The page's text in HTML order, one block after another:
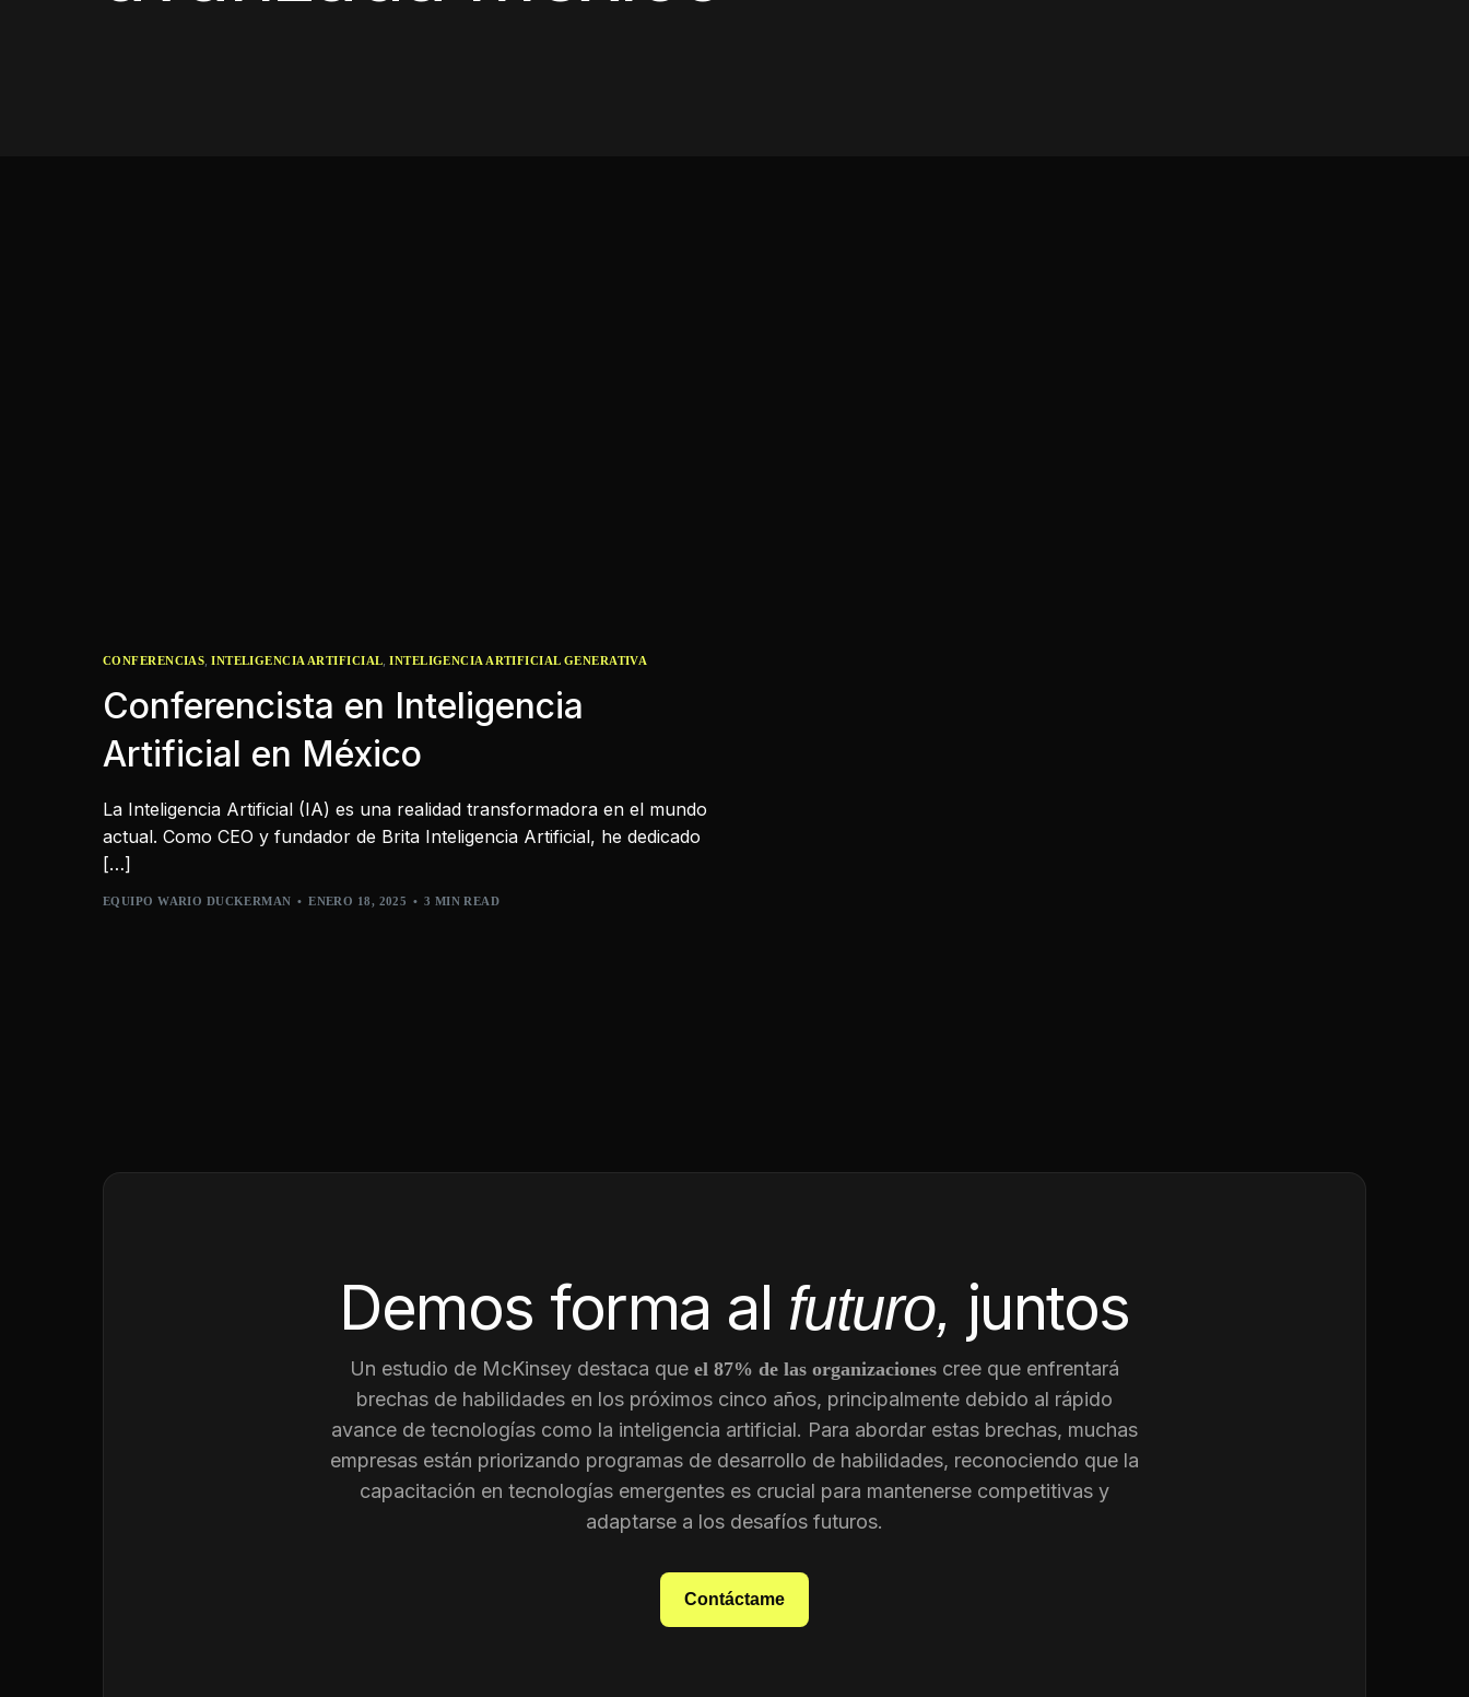
CONFERENCIAS ,INTELIGENCIA ARTIFICIAL ,INTELIGENCIA ARTIFICIAL GENERATIVA
Conferencista en Inteligencia
Artificial en México
La Inteligencia Artificial (IA) es una realidad transformadora en el mundo
actual. Como CEO y fundador de Brita Inteligencia Artificial, he dedicado
[…]
EQUIPO WARIO DUCKERMAN ENERO 18, 2025 3 MIN READ
Demos forma al futuro, juntos
Un estudio de McKinsey destaca que el 87% de las organizaciones cree que enfrentará
brechas de habilidades en los próximos cinco años, principalmente debido al rápido
avance de tecnologías como la inteligencia artificial. Para abordar estas brechas, muchas
empresas están priorizando programas de desarrollo de habilidades, reconociendo que la
capacitación en tecnologías emergentes es crucial para mantenerse competitivas y
adaptarse a los desafíos futuros.
Contáctame